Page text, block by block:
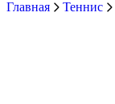
Главная Теннис